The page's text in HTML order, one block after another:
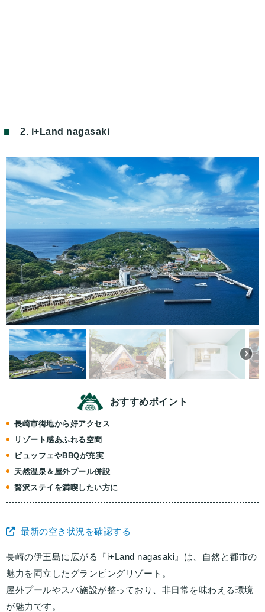
2. i+Land nagasaki
おすすめポイント
長崎市街地から好アクセス
リゾート感あふれる空間
ビュッフェやBBQが充実
天然温泉＆屋外プール併設
贅沢ステイを満喫したい方に
最新の空き状況を確認する
長崎の伊王島に広がる『i+Land nagasaki』は、自然と都市の
魅力を両立したグランピングリゾート。
屋外プールやスパ施設が整っており、非日常を味わえる環境
が魅力です。